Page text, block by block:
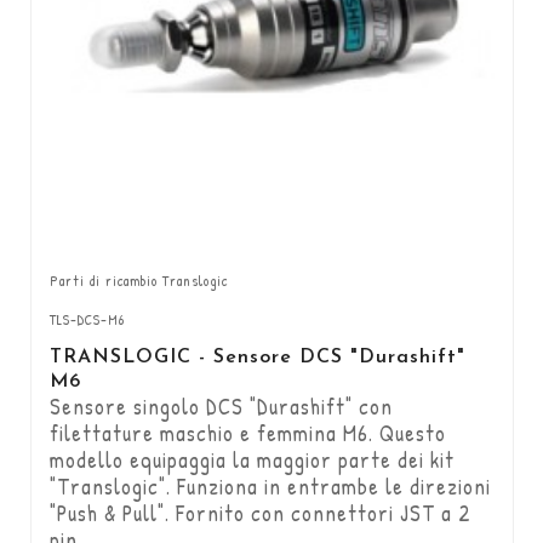
Parti di ricambio Translogic
TLS-DCS-M6
TRANSLOGIC - Sensore DCS "Durashift"
M6
Sensore singolo DCS "Durashift" con
filettature maschio e femmina M6. Questo
modello equipaggia la maggior parte dei kit
"Translogic". Funziona in entrambe le direzioni
"Push & Pull". Fornito con connettori JST a 2